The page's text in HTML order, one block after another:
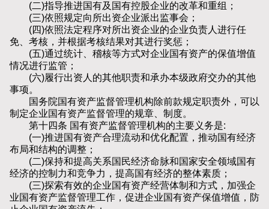
(二)指导推进国有及国有控股企业的改革和重组；
(三)依照规定向所出资企业派出监事会；
(四)依照法定程序对所出资企业的企业负责人进行任
免、考核，并根据考核结果对其进行奖惩；
(五)通过统计、稽核等方式对企业国有资产的保值增值
情况进行监管；
(六)履行出资人的其他职责和承办本级政府交办的其他
事项。
国务院国有资产监督管理机构除前款规定职责外，可以
制定企业国有资产监督管理的规章、制度。
第十四条 国有资产监督管理机构的主要义务是:
(一)推进国有资产合理流动和优化配置，推动国有经济
布局和结构的调整；
(二)保持和提高关系国民经济命脉和国家安全领域国有
经济的控制力和竞争力，提高国有经济的整体素质；
(三)探索有效的企业国有资产经营体制和方式，加强企
业国有资产监督管理工作，促进企业国有资产保值增值，防